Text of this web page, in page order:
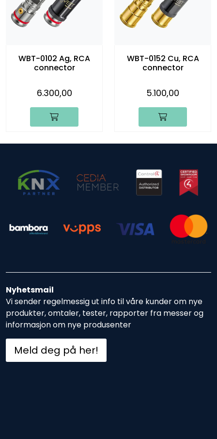
WBT-0102 Ag, RCA
connector
6.300,00
WBT-0152 Cu, RCA
connector
5.100,00
Nyhetsmail
Vi sender regelmessig ut info til våre kunder om nye
produkter, omtaler, tester, rapporter fra messer og
informasjon om nye produsenter
Meld deg på her!